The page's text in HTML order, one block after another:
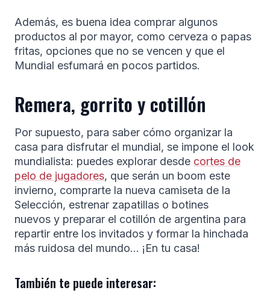
Además, es buena idea comprar algunos
productos al por mayor, como cerveza o papas
fritas, opciones que no se vencen y que el
Mundial esfumará en pocos partidos.
Remera, gorrito y cotillón
Por supuesto, para saber cómo organizar la
casa para disfrutar el mundial, se impone el look
mundialista: puedes explorar desde cortes de
pelo de jugadores, que serán un boom este
invierno, comprarte la nueva camiseta de la
Selección, estrenar zapatillas o botines
nuevos y preparar el cotillón de argentina para
repartir entre los invitados y formar la hinchada
más ruidosa del mundo… ¡En tu casa!
También te puede interesar: